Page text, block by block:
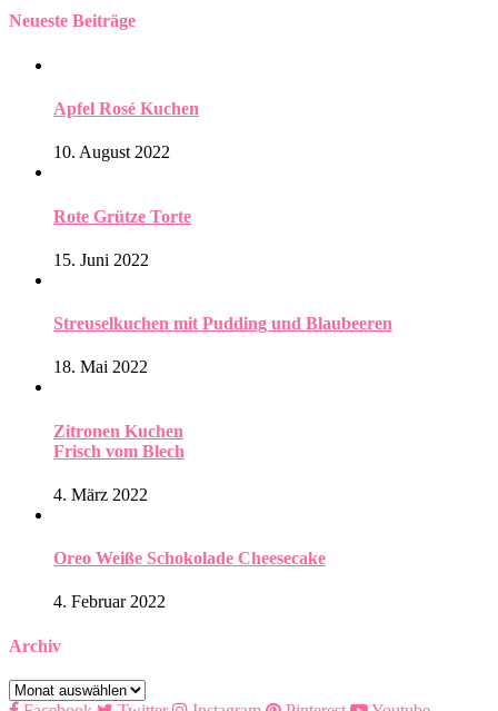
Neueste Beiträge
Apfel Rosé Kuchen
10. August 2022
Rote Grütze Torte
15. Juni 2022
Streuselkuchen mit Pudding und Blaubeeren
18. Mai 2022
Zitronen Kuchen
Frisch vom Blech
4. März 2022
Oreo Weiße Schokolade Cheesecake
4. Februar 2022
Archiv
Archiv